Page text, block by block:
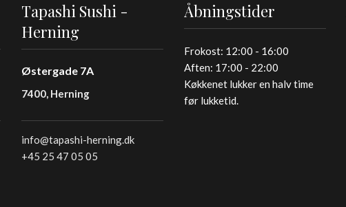
Tapashi Sushi -
Herning
Østergade 7A
7400, Herning
info@tapashi-herning.dk
+45 25 47 05 05
Åbningstider
Frokost: 12:00 - 16:00
Aften: 17:00 - 22:00
Køkkenet lukker en halv time
før lukketid.